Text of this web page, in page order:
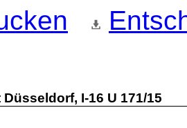
I-16 U 171/15